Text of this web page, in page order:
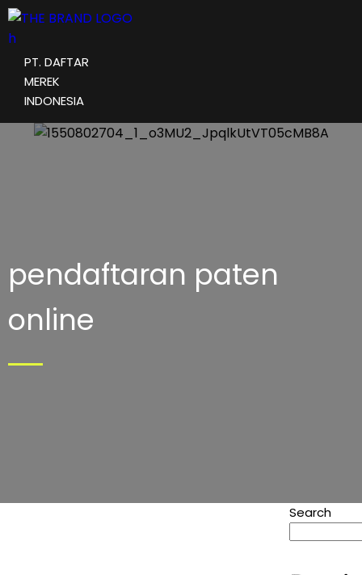
PT. DAFTAR
MEREK
INDONESIA
pendaftaran paten
online
Search